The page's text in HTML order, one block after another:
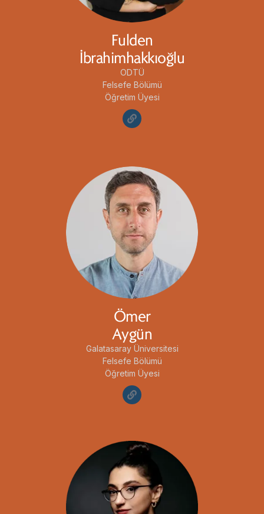
Fulden
İbrahimhakkıoğlu
ODTÜ
Felsefe Bölümü
Öğretim Üyesi
Ömer
Aygün
Galatasaray Üniversitesi
Felsefe Bölümü
Öğretim Üyesi